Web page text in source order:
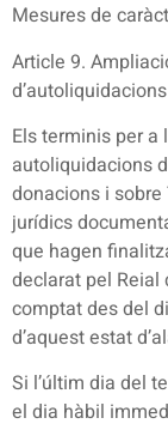
Mesures de
Article 9.
Els terminis per
autoliquidacions
donacions i
jurídics
que hagen
declarat pel Reial
comptat des del
d’aquest estat
Si l’últim dia del
el dia hàbil